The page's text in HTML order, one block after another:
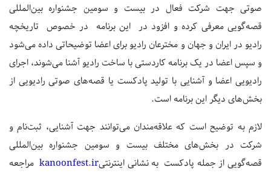
صوتی جهت شرکت فعال در بیست و سومین جشنواره بین‌المللی
قصه‌گویی معرفی کرده و افزود در این برنامه در خصوص تاریخچه
رادیو در ایران و جهان و مخترعان رادیو برای اعضا توضیحاتی داده می‌شود
و سپس اعضا در یک برنامه کاردستی با ساخت رادیو آشنا می‌شوند، اجرای
رادیویی اعضا و آشنایی با تولید پادکست یا قصه‌های صوتی رادیویی از
بخش‌های دیگر این برنامه است.
لازم به توضیح است که علاقه‌مندان می‌توانند جهت آشنایی، ثبت‌نام و
شرکت در بخش‌های مختلف بیست و سومین جشنواره بین‌المللی
قصه‌گویی از جمله پادکست به نشانی اینترنتیkanoonfest.irمراجعه